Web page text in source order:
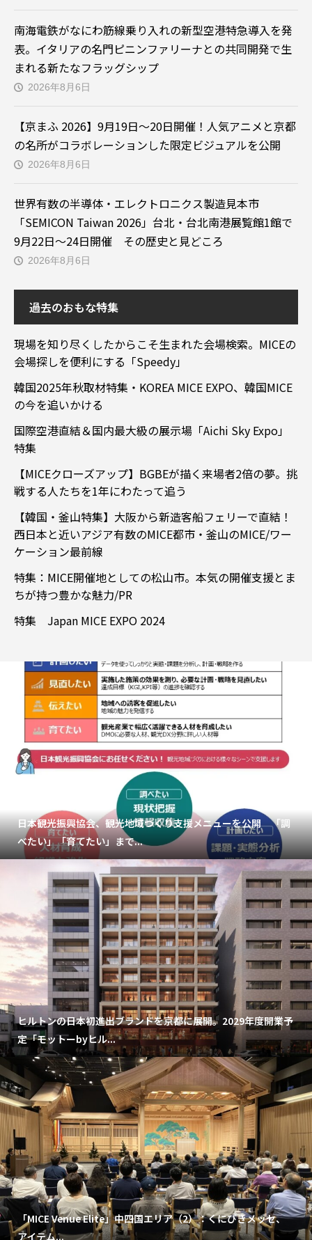
南海電鉄がなにわ筋線乗り入れの新型空港特急導入を発
表。イタリアの名門ピニンファリーナとの共同開発で生
まれる新たなフラッグシップ
2026年8月6日
【京まふ 2026】9月19日～20日開催！人気アニメと京都
の名所がコラボレーションした限定ビジュアルを公開
2026年8月6日
世界有数の半導体・エレクトロニクス製造見本市
「SEMICON Taiwan 2026」台北・台北南港展覧館1館で
9月22日～24日開催 その歴史と見どころ
2026年8月6日
過去のおもな特集
現場を知り尽くしたからこそ生まれた会場検索。MICEの
会場探しを便利にする「Speedy」
韓国2025年秋取材特集・KOREA MICE EXPO、韓国MICE
の今を追いかける
国際空港直結＆国内最大級の展示場「Aichi Sky Expo」
特集
【MICEクローズアップ】BGBEが描く来場者2倍の夢。挑
戦する人たちを1年にわたって追う
【韓国・釜山特集】大阪から新造客船フェリーで直結！
西日本と近いアジア有数のMICE都市・釜山のMICE/ワー
ケーション最前線
特集：MICE開催地としての松山市。本気の開催支援とま
ちが持つ豊かな魅力/PR
特集 Japan MICE EXPO 2024
日本観光振興協会、観光地域づくり支援メニューを公開 「調
べたい」「育てたい」まで...
ヒルトンの日本初進出ブランドを京都に展開。2029年度開業予
定「モットーbyヒル...
「MICE Venue Elite」中四国エリア（2）：くにびきメッセ、
アイテム...